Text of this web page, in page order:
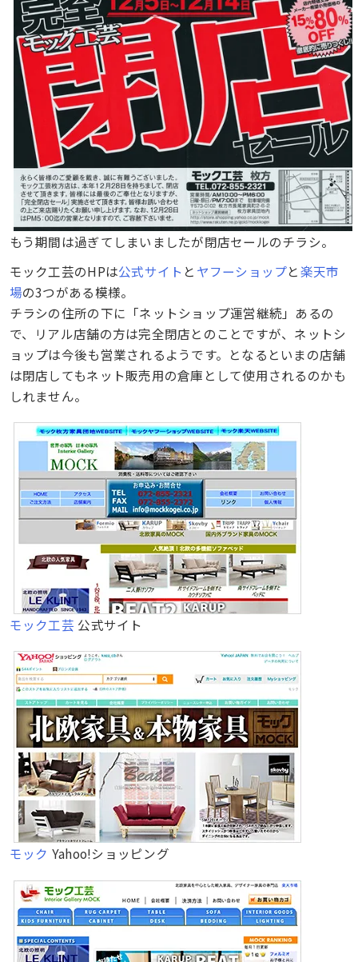
もう期間は過ぎてしまいましたが閉店セールのチラシ。
モック工芸のHPは公式サイト と ヤフーショップと楽天市
場の3つがある模様。
チラシの住所の下に「ネットショップ運営継続」あるの
で、リアル店舗の方は完全閉店とのことですが、ネットシ
ョップは今後も営業されるようです。となるといまの店舗
は閉店してもネット販売用の倉庫として使用されるのかも
しれません。
モック工芸 公式サイト
モック Yahoo!ショッピング